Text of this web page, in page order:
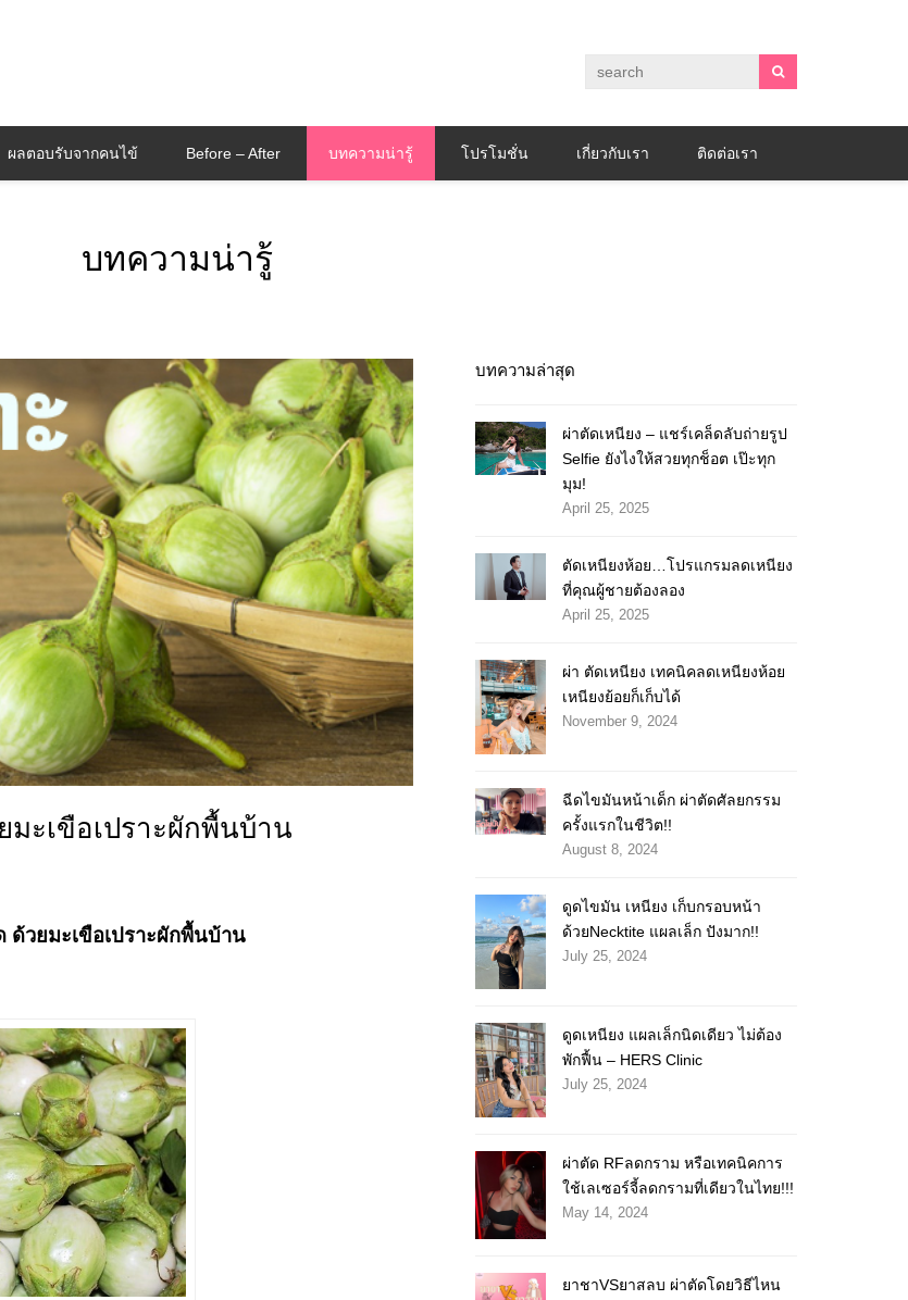
ผลตอบรับจากคนไข้ Before – After บทความน่ารู้ โปรโมชั่น เกี่ยวกับเรา ติดต่อเรา
บทความน่ารู้
ะเขือเปราะผักพื้นบ้าน
ด้วยมะเขือเปราะผักพื้นบ้าน
บทความล่าสุด
ผ่าตัดเหนียง – แชร์เคล็ดลับถ่ายรูป
Selfie ยังไงให้สวยทุกช็อต เป๊ะทุก
มุม!
April 25, 2025
ตัดเหนียงห้อย…โปรแกรมลดเหนียง
ที่คุณผู้ชายต้องลอง
April 25, 2025
ผ่า ตัดเหนียง เทคนิคลดเหนียงห้อย
เหนียงย้อยก็เก็บได้
November 9, 2024
ฉีดไขมันหน้าเด็ก ผ่าตัดศัลยกรรม
ครั้งแรกในชีวิต!!
August 8, 2024
ดูดไขมัน เหนียง เก็บกรอบหน้า
ด้วยNecktite แผลเล็ก ปังมาก!!
July 25, 2024
ดูดเหนียง แผลเล็กนิดเดียว ไม่ต้อง
พักฟื้น – HERS Clinic
July 25, 2024
ผ่าตัด RFลดกราม หรือเทคนิคการ
ใช้เลเซอร์จี้ลดกรามที่เดียวในไทย!!!
May 14, 2024
ยาชาVSยาสลบ ผ่าตัดโดยวิธีไหน